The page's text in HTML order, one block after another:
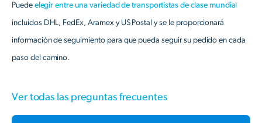
Puede elegir entre una variedad de transportistas de clase mundial
incluidos DHL, FedEx, Aramex y US Postal y se le proporcionará
información de seguimiento para que pueda seguir su pedido en cada
paso del camino.
Ver todas las preguntas frecuentes